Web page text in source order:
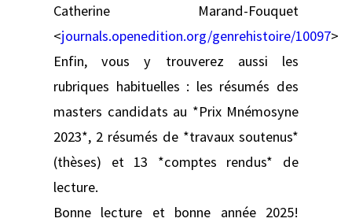
Catherine Marand-Fouquet
<journals.openedition.org/genrehistoire/10097>
Enfin, vous y trouverez aussi les
rubriques habituelles : les résumés des
masters candidats au *Prix Mnémosyne
2023*, 2 résumés de *travaux soutenus*
(thèses) et 13 *comptes rendus* de
lecture.
Bonne lecture et bonne année 2025!